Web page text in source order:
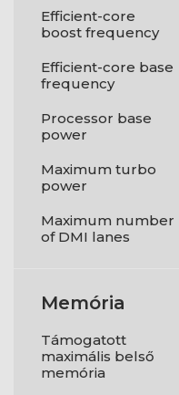
Efficient-core
boost frequency
Efficient-core base
frequency
Processor base
power
Maximum turbo
power
Maximum number
of DMI lanes
Memória
Támogatott
maximális belső
memória